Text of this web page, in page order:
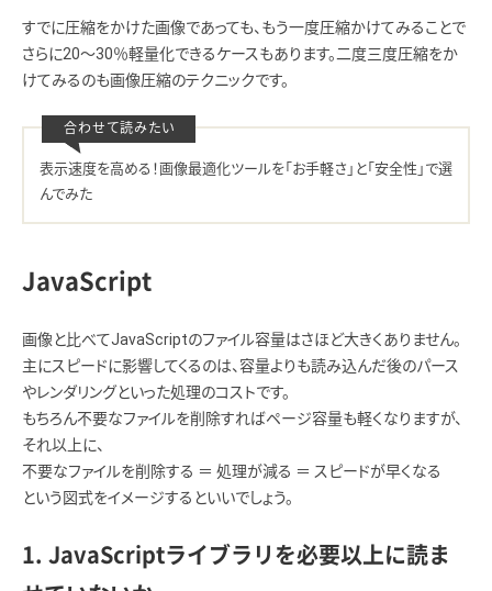
すでに圧縮をかけた画像であっても、もう一度圧縮かけてみることで
さらに20～30％軽量化できるケースもあります。二度三度圧縮をか
けてみるのも画像圧縮のテクニックです。
表示速度を高める！画像最適化ツールを「お手軽さ」と「安全性」で選
んでみた
JavaScript
画像と比べてJavaScriptのファイル容量はさほど大きくありません。
主にスピードに影響してくるのは、容量よりも読み込んだ後のパース
やレンダリングといった処理のコストです。
もちろん不要なファイルを削除すればページ容量も軽くなりますが、
それ以上に、
不要なファイルを削除する ＝ 処理が減る ＝ スピードが早くなる
という図式をイメージするといいでしょう。
1. JavaScriptライブラリを必要以上に読ま